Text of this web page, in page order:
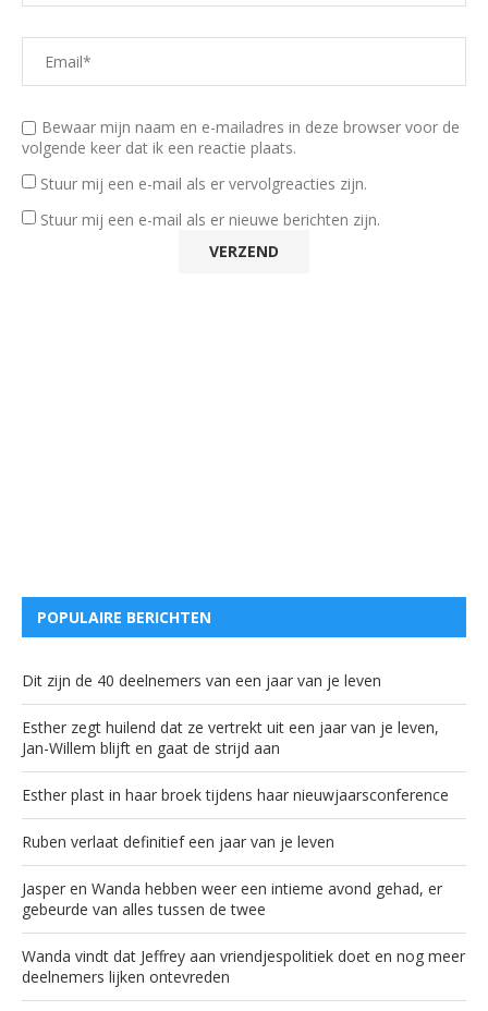
Bewaar mijn naam en e-mailadres in deze browser voor de
volgende keer dat ik een reactie plaats.
Stuur mij een e-mail als er vervolgreacties zijn.
Stuur mij een e-mail als er nieuwe berichten zijn.
POPULAIRE BERICHTEN
Dit zijn de 40 deelnemers van een jaar van je leven
Esther zegt huilend dat ze vertrekt uit een jaar van je leven,
Jan-Willem blijft en gaat de strijd aan
Esther plast in haar broek tijdens haar nieuwjaarsconference
Ruben verlaat definitief een jaar van je leven
Jasper en Wanda hebben weer een intieme avond gehad, er
gebeurde van alles tussen de twee
Wanda vindt dat Jeffrey aan vriendjespolitiek doet en nog meer
deelnemers lijken ontevreden